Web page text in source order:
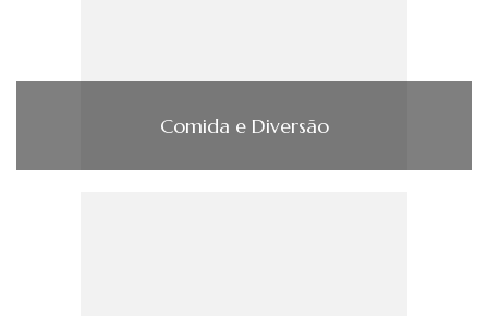
Comida e Diversão